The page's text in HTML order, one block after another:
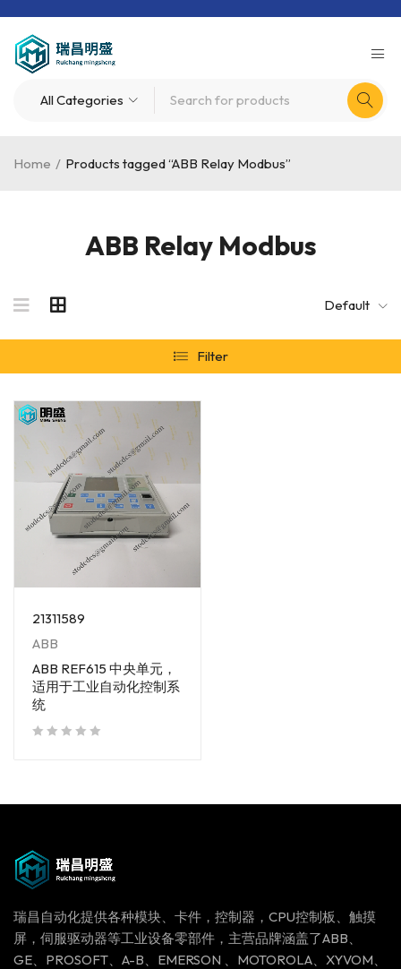
ABB Relay Modbus
Home / Products tagged “ABB Relay Modbus”
Default
Filter
21311589
ABB
ABB REF615 中央单元，
适用于工业自动化控制系
统
瑞昌自动化提供各种模块、卡件，控制器，CPU控制板、触摸
屏，伺服驱动器等工业设备零部件，主营品牌涵盖了ABB、
GE、PROSOFT、A-B、EMERSON 、MOTOROLA、XYVOM、